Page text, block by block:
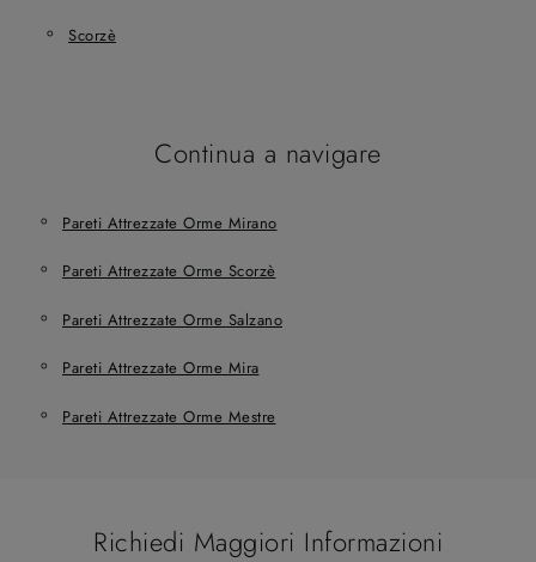
Scorzè
Continua a navigare
Pareti Attrezzate Orme Mirano
Pareti Attrezzate Orme Scorzè
Pareti Attrezzate Orme Salzano
Pareti Attrezzate Orme Mira
Pareti Attrezzate Orme Mestre
Richiedi Maggiori Informazioni